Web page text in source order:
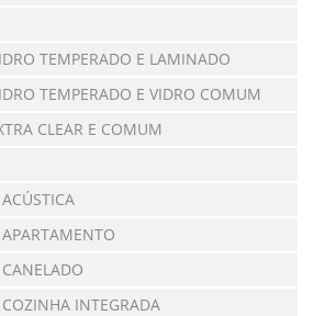
TEMPERADO E LAMINADO
TEMPERADO E VIDRO COMUM
CLEAR E COMUM
INTEGRADA